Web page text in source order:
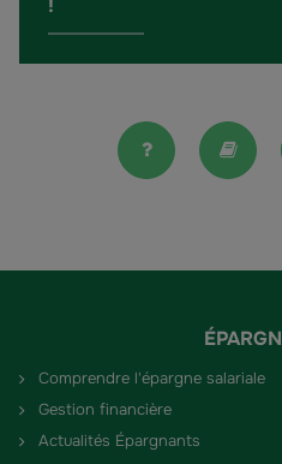
!
FAQ
Comprendre l'épargne salariale
Gestion financière
Actualités Épargnants